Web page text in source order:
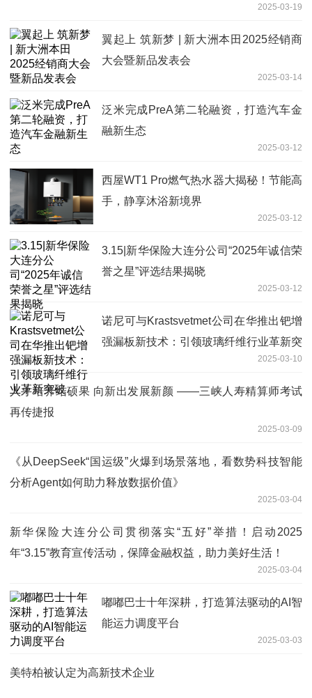
2025-03-19
翼起上 筑新梦 | 新大洲本田2025经销商
大会暨新品发表会
2025-03-14
泛米完成PreA第二轮融资，打造汽车金
融新生态
2025-03-12
西屋WT1 Pro燃气热水器大揭秘！节能高
手，静享沐浴新境界
2025-03-12
3.15|新华保险大连分公司“2025年诚信荣
誉之星”评选结果揭晓
2025-03-12
诺尼可与Krastsvetmet公司在华推出钯增
强漏板新技术：引领玻璃纤维行业革新突
2025-03-10
人才培养结硕果 向新出发展新颜 ——三峡人寿精算师考试
再传捷报
2025-03-09
《从DeepSeek“国运级”火爆到场景落地，看数势科技智能
分析Agent如何助力释放数据价值》
2025-03-04
新华保险大连分公司贯彻落实“五好”举措！启动2025
年“3.15”教育宣传活动，保障金融权益，助力美好生活！
2025-03-04
嘟嘟巴士十年深耕，打造算法驱动的AI智
能运力调度平台
2025-03-03
美特柏被认定为高新技术企业